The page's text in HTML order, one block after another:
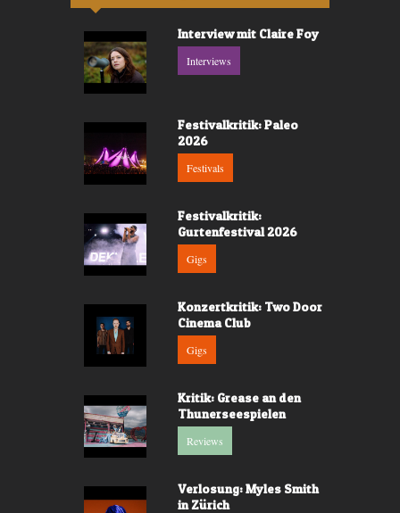
Interview mit Claire Foy
Interviews
Festivalkritik: Paleo
2026
Festivals
Festivalkritik:
Gurtenfestival 2026
Gigs
Konzertkritik: Two Door
Cinema Club
Gigs
Kritik: Grease an den
Thunerseespielen
Reviews
Verlosung: Myles Smith
in Zürich